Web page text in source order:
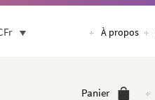
À propos
Panier